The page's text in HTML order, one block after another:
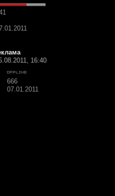
16:40
666
07.01.2011